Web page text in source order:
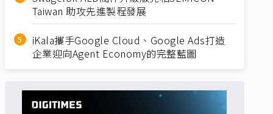
Taiwan 助攻先進製程發展
iKala攜手Google Cloud、Google Ads打造
企業迎向Agent Economy的完整藍圖